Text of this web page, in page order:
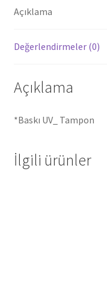
Açıklama
Değerlendirmeler (0)
Açıklama
*Baskı UV_ Tampon
İlgili ürünler